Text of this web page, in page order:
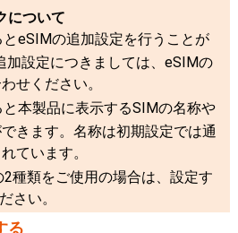
について
とeSIMの追加設定を行うことが
加設定につきましては、eSIMの
せください。
と本製品に表示するSIMの名称や
きます。名称は初期設定では通
ています。
種類をご使用の場合は、設定す
さい。
る